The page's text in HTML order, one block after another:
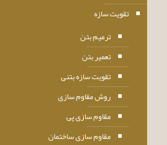
تقویت سازه
ترمیم بتن
تعمیر بتن
تقویت سازه بتنی
روش مقاوم سازی
مقاوم سازی پی
مقاوم سازی ساختمان